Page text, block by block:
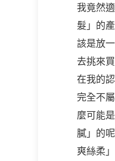
我竟然
髮」的
該是放
去挑來
在我的
完全不
麼可能
膩」的
爽絲柔